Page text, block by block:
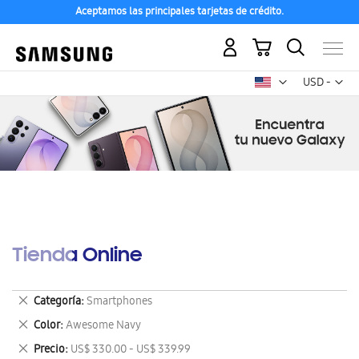
Aceptamos las principales tarjetas de crédito.
USD -
dólar
Mi carrito
Tienda Online
Categoría Smartphones
Eliminar
este
artículo
Color Awesome Navy
Eliminar
este
Precio US$ 330.00 - US$ 339.99
Eliminar